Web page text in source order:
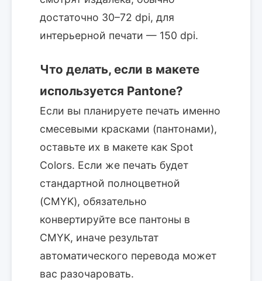
достаточно 30–72 dpi, для
интерьерной печати — 150 dpi.
Что делать, если в макете
используется Pantone?
Если вы планируете печать именно
смесевыми красками (пантонами),
оставьте их в макете как Spot
Colors. Если же печать будет
стандартной полноцветной
(CMYK), обязательно
конвертируйте все пантоны в
CMYK, иначе результат
автоматического перевода может
вас разочаровать.